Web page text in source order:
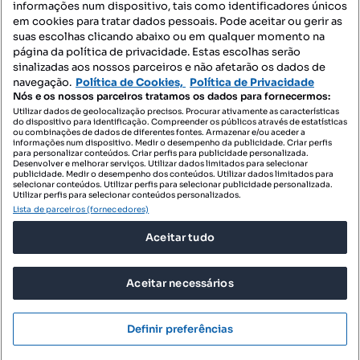
Mapa do Site
Contacte-nos
SIGA-NOS:
DESCARREGAR NA:
© 2026 Imovirtual.com, OLX Portugal, S.A.
TERMOS DE UTILIZAÇÃO
POLÍTICA DE PRIVACIDADE
CONFIGURAÇÕES DE PRIVACIDADE
informações num dispositivo, tais como identificadores únicos
em cookies para tratar dados pessoais. Pode aceitar ou gerir as
suas escolhas clicando abaixo ou em qualquer momento na
página da política de privacidade. Estas escolhas serão
sinalizadas aos nossos parceiros e não afetarão os dados de
navegação. Política de Cookies, Política de Privacidade
Nós e os nossos parceiros tratamos os dados para fornecermos:
Utilizar dados de geolocalização precisos. Procurar ativamente as características
do dispositivo para identificação. Compreender os públicos através de estatísticas
ou combinações de dados de diferentes fontes. Armazenar e/ou aceder a
informações num dispositivo. Medir o desempenho da publicidade. Criar perfis
para personalizar conteúdos. Criar perfis para publicidade personalizada.
Desenvolver e melhorar serviços. Utilizar dados limitados para selecionar
publicidade. Medir o desempenho dos conteúdos. Utilizar dados limitados para
selecionar conteúdos. Utilizar perfis para selecionar publicidade personalizada.
Utilizar perfis para selecionar conteúdos personalizados.
Lista de parceiros (fornecedores)
Aceitar tudo
Aceitar necessários
Definir preferências